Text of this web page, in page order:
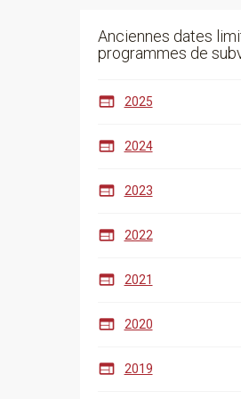
Anciennes dates
programmes de
 2025
 2024
 2023
 2022
 2021
 2020
 2019